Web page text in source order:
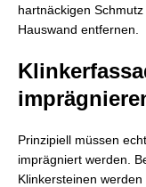
hartnäckigen
Hauswand entfernen.
Prinzipiell müssen
imprägniert werden.
Klinkersteinen